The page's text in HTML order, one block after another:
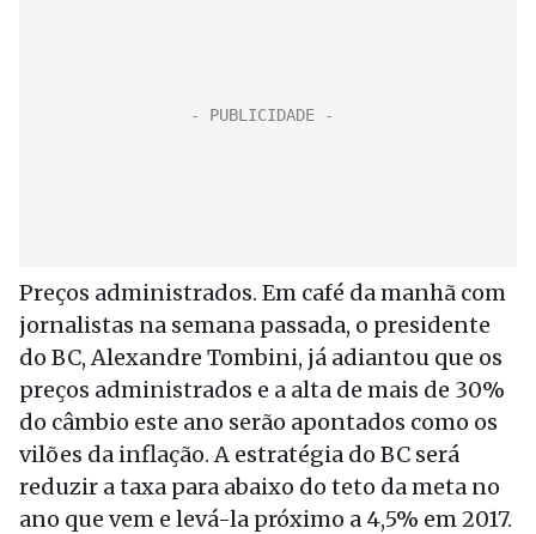
Preços administrados. Em café da manhã com
jornalistas na semana passada, o presidente
do BC, Alexandre Tombini, já adiantou que os
preços administrados e a alta de mais de 30%
do câmbio este ano serão apontados como os
vilões da inflação. A estratégia do BC será
reduzir a taxa para abaixo do teto da meta no
ano que vem e levá-la próximo a 4,5% em 2017.